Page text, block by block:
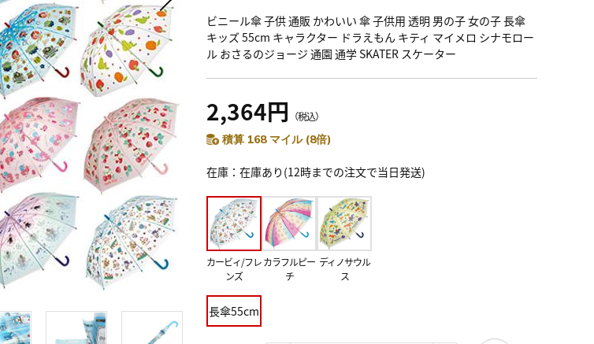
ビニール傘 子供 通販 かわいい 傘 子供用 透明 男の子 女の子 長傘
キッズ 55cm キャラクター ドラえもん キティ マイメロ シナモロー
ル おさるのジョージ 通園 通学 SKATER スケーター
2,364円 （税込）
積算 168 マイル (8倍)
在庫 在庫あり(12時までの注文で当日発送)
カービィ/フレ
ンズ
カラフルピー
チ
ディノサウル
ス
長傘55cm